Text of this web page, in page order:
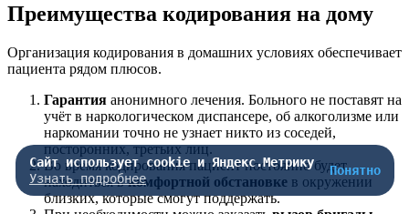
Преимущества кодирования на дому
Организация кодирования в домашних условиях обеспечивает
пациента рядом плюсов.
Гарантия анонимного лечения. Больного не поставят на
учёт в наркологическом диспансере, об алкоголизме или
наркомании точно не узнает никто из соседей,
посторонних, третьих лиц.
Во время кодирования пациент постоянно будет
находиться вкомфортной обстановке в окружении
близких, которые смогут поддержать.
Сайт использует cookie и Яндекс.Метрику
Узнать подробнее
Понятно